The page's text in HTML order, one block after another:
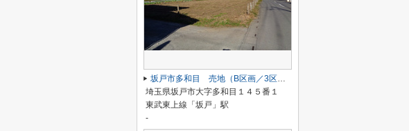
坂戸市多和目 売地（B区画／3区画）
埼玉県坂戸市大字多和目１４５番１
東武東上線「坂戸」駅
-